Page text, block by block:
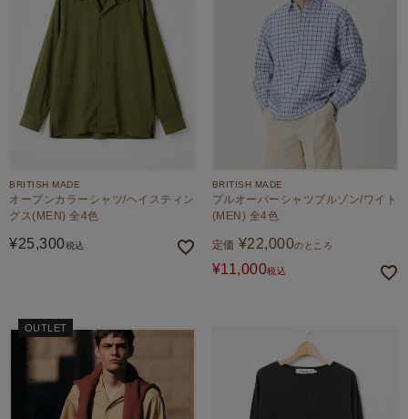
BRITISH MADE
オープンカラーシャツ/ヘイスティン
グス(MEN) 全4色
¥25,300税込
BRITISH MADE
プルオーバーシャツブルゾン/ワイト
(MEN) 全4色
定価 ¥22,000のところ
¥11,000税込
OUTLET